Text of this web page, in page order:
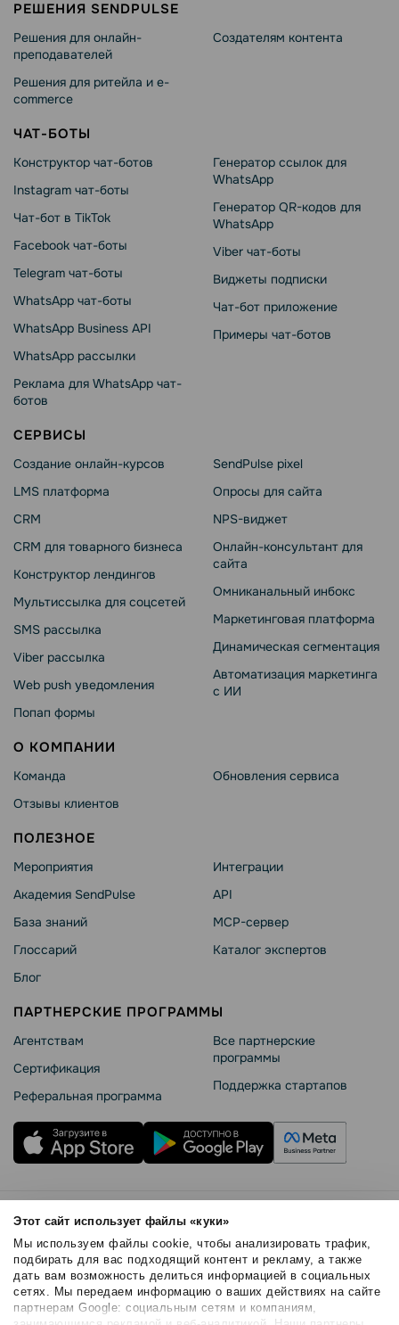
Этот сайт использует файлы «куки»
Мы используем файлы cookie, чтобы анализировать трафик,
подбирать для вас подходящий контент и рекламу, а также
дать вам возможность делиться информацией в социальных
сетях. Мы передаем информацию о ваших действиях на сайте
партнерам Google: социальным сетям и компаниям,
РЕШЕНИЯ SENDPULSE
Решения для онлайн-
преподавателей
Решения для ритейла и e-
commerce
Создателям контента
ЧАТ-БОТЫ
Конструктор чат-ботов
Instagram чат-боты
Чат-бот в TikTok
Facebook чат-боты
Telegram чат-боты
WhatsApp чат-боты
WhatsApp Business API
WhatsApp рассылки
Реклама для WhatsApp чат-
ботов
Генератор ссылок для
WhatsApp
Генератор QR-кодов для
WhatsApp
Viber чат-боты
Виджеты подписки
Чат-бот приложение
Примеры чат-ботов
СЕРВИСЫ
Создание онлайн-курсов
LMS платформа
CRM
CRM для товарного бизнеса
Конструктор лендингов
Мультиссылка для соцсетей
SMS рассылка
Viber рассылка
Web push уведомления
Попап формы
SendPulse pixel
Опросы для сайта
NPS-виджет
Онлайн-консультант для
сайта
Омниканальный инбокс
Маркетинговая платформа
Динамическая сегментация
Автоматизация маркетинга
с ИИ
О КОМПАНИИ
Команда
Отзывы клиентов
Обновления сервиса
ПОЛЕЗНОЕ
Мероприятия
Академия SendPulse
База знаний
Глоссарий
Блог
Интеграции
API
MCP-сервер
Каталог экспертов
ПАРТНЕРСКИЕ ПРОГРАММЫ
Агентствам
Сертификация
Реферальная программа
Все партнерские
программы
Поддержка стартапов
Правила использования
Безопасность SendPulse
Политика конфиденциальности
Политика Cookies
© 2015 - 2026. SendPulse Inc. Все права защищены